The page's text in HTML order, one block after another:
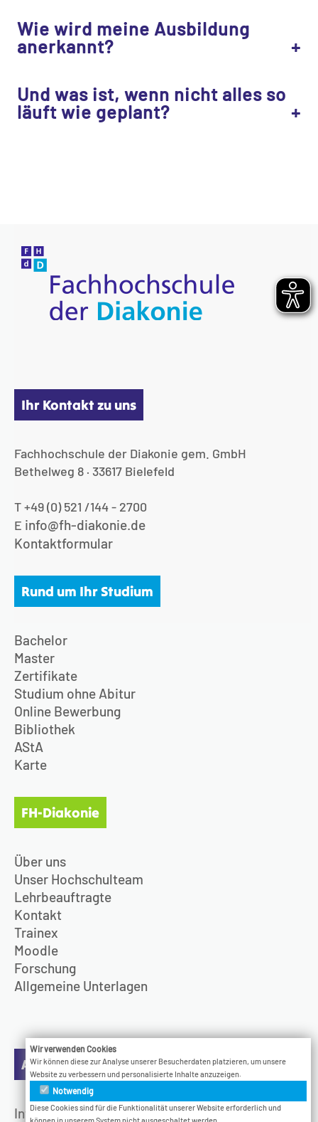
Wie wird meine Ausbildung
anerkannt?
Und was ist, wenn nicht alles so
läuft wie geplant?
Ihr Kontakt zu uns
Fachhochschule der Diakonie gem. GmbH
Bethelweg 8 · 33617 Bielefeld
T +49 (0) 521 /144 - 2700
E info@fh-diakonie.de
Kontaktformular
Rund um Ihr Studium
Bachelor
Master
Zertifikate
Studium ohne Abitur
Online Bewerbung
Bibliothek
AStA
Karte
FH-Diakonie
Über uns
Unser Hochschulteam
Lehrbeauftragte
Kontakt
Trainex
Moodle
Forschung
Allgemeine Unterlagen
Aktuelles
Infotage
Wir verwenden Cookies
Wir können diese zur Analyse unserer Besucherdaten platzieren, um unsere
Website zu verbessern und personalisierte Inhalte anzuzeigen.
Notwendig
Diese Cookies sind für die Funktionalität unserer Website erforderlich und